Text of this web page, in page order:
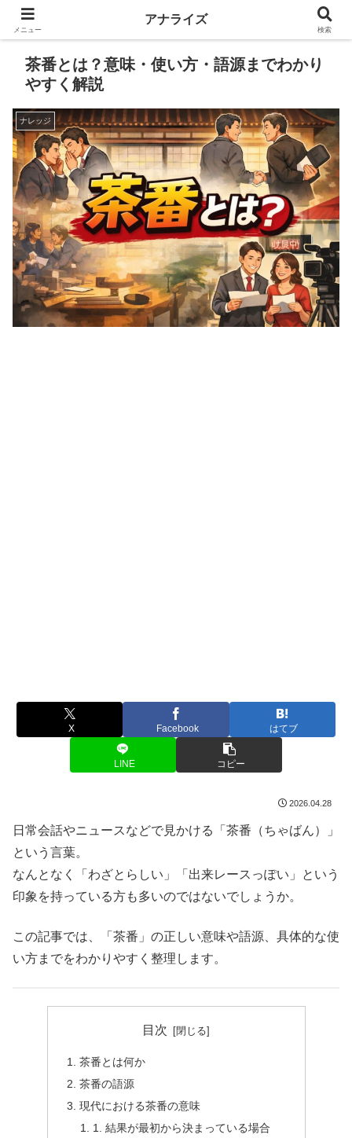
茶番とは？意味・使い方・語源までわかり
やすく解説
ナレッジ
X Facebook はてブ
LINE コピー
2026.04.28
日常会話やニュースなどで見かける「茶番（ちゃばん）」
という言葉。
なんとなく「わざとらしい」「出来レースっぽい」という
印象を持っている方も多いのではないでしょうか。
この記事では、「茶番」の正しい意味や語源、具体的な使
い方までをわかりやすく整理します。
目次
茶番とは何か
茶番の語源
現代における茶番の意味
1. 結果が最初から決まっている場合
メニュー
アナライズ
検索